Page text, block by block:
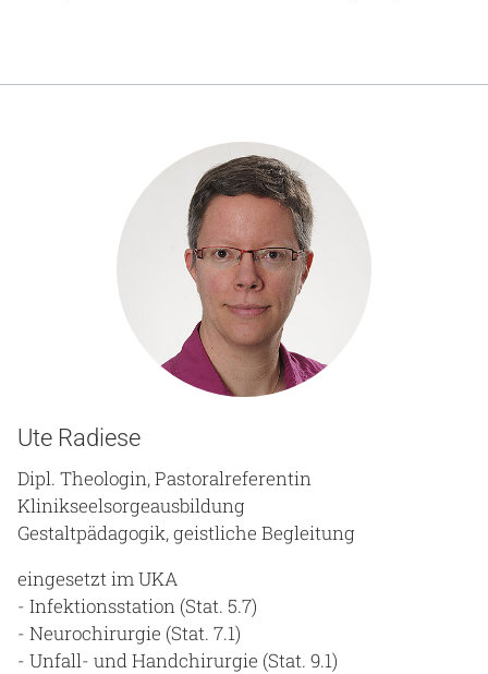
Ute Radiese
Dipl. Theologin, Pastoralreferentin
Klinikseelsorgeausbildung
Gestaltpädagogik, geistliche Begleitung
eingesetzt im UKA
- Infektionsstation (Stat. 5.7)
- Neurochirurgie (Stat. 7.1)
- Unfall- und Handchirurgie (Stat. 9.1)